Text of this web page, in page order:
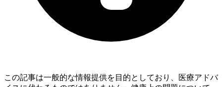
この記事は一般的な情報提供を目的としており、医療アドバ